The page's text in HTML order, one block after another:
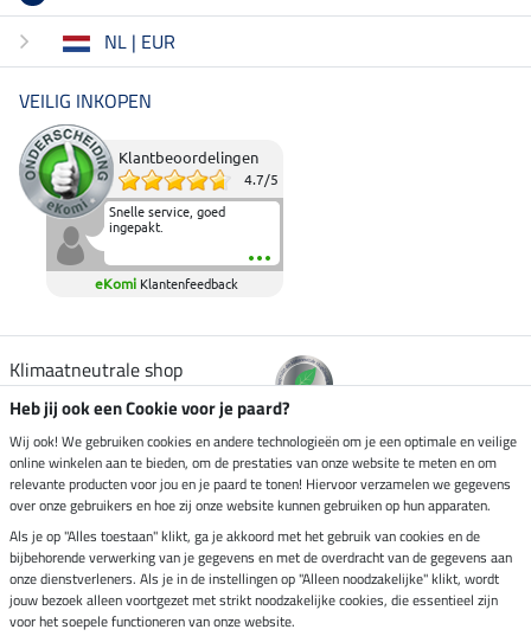
NL | EUR
VEILIG INKOPEN
Klantbeoordelingen
4.7/5
Snelle service, goed
ingepakt.
eKomi Klantenfeedback
Klimaatneutrale shop
Verzending per
Veilig betalen met
Impressum
Heb jij ook een Cookie voor je paard?
Wij ook! We gebruiken cookies en andere technologieën om je een optimale en veilige
online winkelen aan te bieden, om de prestaties van onze website te meten en om
relevante producten voor jou en je paard te tonen! Hiervoor verzamelen we gegevens
over onze gebruikers en hoe zij onze website kunnen gebruiken op hun apparaten.
Als je op "Alles toestaan" klikt, ga je akkoord met het gebruik van cookies en de
bijbehorende verwerking van je gegevens en met de overdracht van de gegevens aan
onze dienstverleners. Als je in de instellingen op "Alleen noodzakelijke" klikt, wordt
jouw bezoek alleen voortgezet met strikt noodzakelijke cookies, die essentieel zijn
voor het soepele functioneren van onze website.